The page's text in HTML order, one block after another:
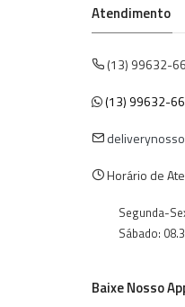
Atendimento
(13) 99632-
(13) 99632-
Horário de
Segunda-
Sábado:
Baixe Nosso